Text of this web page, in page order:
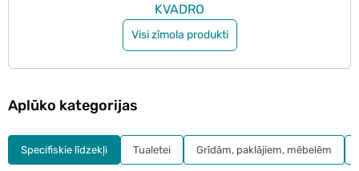
KVADRO
Visi zīmola produkti
Aplūko kategorijas
Specifiskie līdzekļi Tualetei Grīdām, paklājiem, mēbelēm